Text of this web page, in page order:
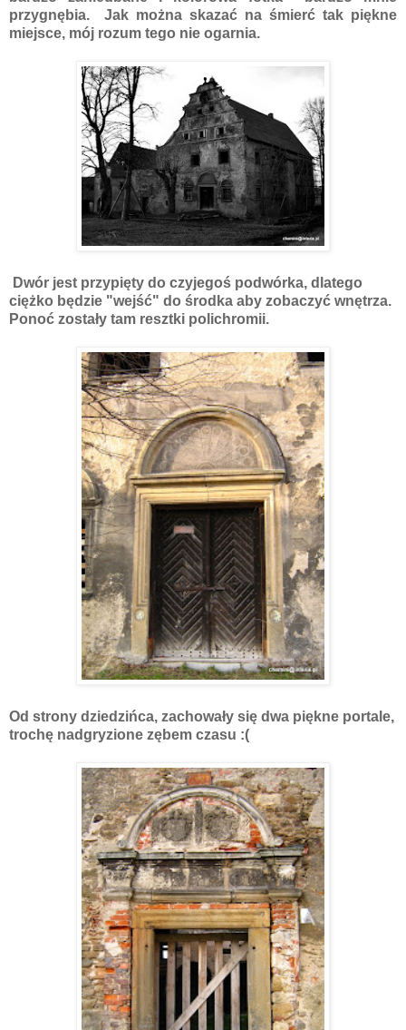
przygnębia. Jak można skazać na śmierć tak piękne
miejsce, mój rozum tego nie ogarnia.
Dwór jest przypięty do czyjegoś podwórka, dlatego
ciężko będzie "wejść" do środka aby zobaczyć wnętrza.
Ponoć zostały tam resztki polichromii.
Od strony dziedzińca, zachowały się dwa piękne portale,
trochę nadgryzione zębem czasu :(